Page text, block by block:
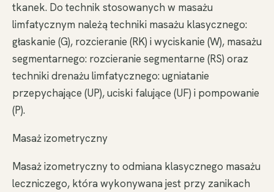
tkanek. Do technik stosowanych w masażu
limfatycznym należą techniki masażu klasycznego:
głaskanie (G), rozcieranie (RK) i wyciskanie (W), masażu
segmentarnego: rozcieranie segmentarne (RS) oraz
techniki drenażu limfatycznego: ugniatanie
przepychające (UP), uciski falujące (UF) i pompowanie
(P).
Masaż izometryczny
Masaż izometryczny to odmiana klasycznego masażu
leczniczego, która wykonywana jest przy zanikach